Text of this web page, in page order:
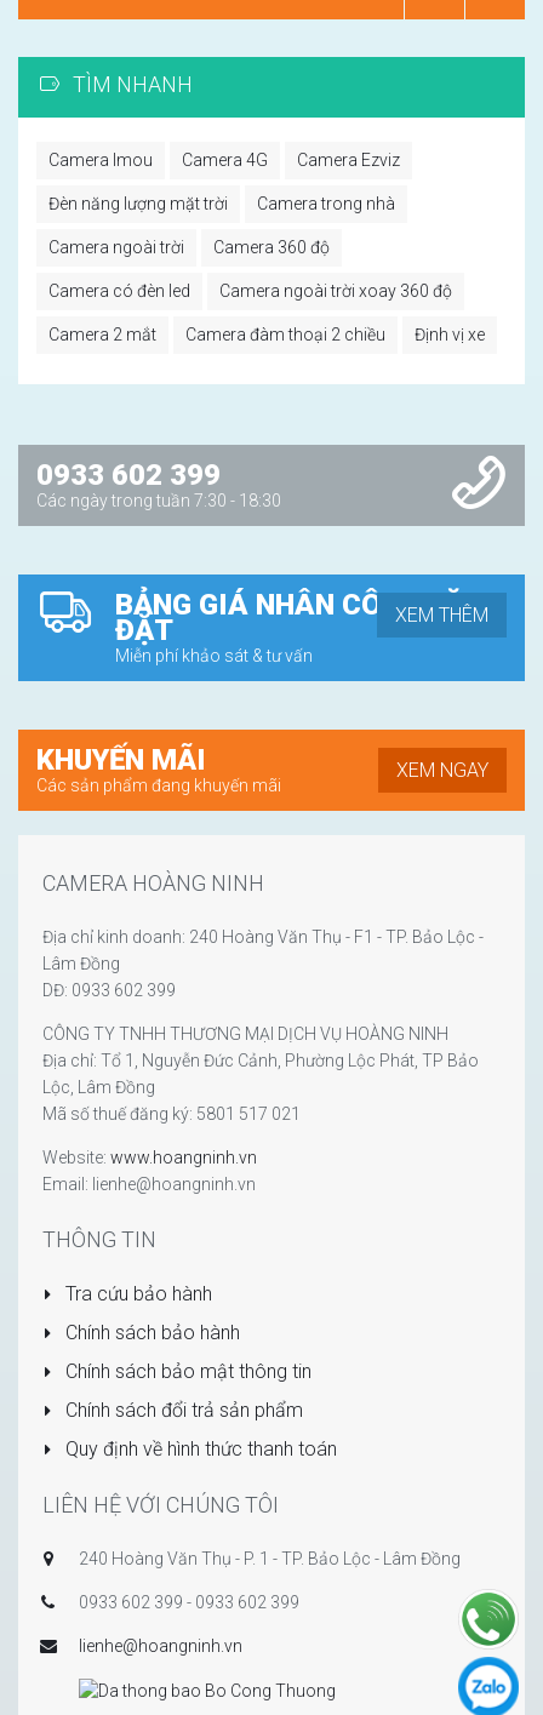
TÌM NHANH
Camera Imou Camera 4G Camera Ezviz
Đèn năng lượng mặt trời Camera trong nhà
Camera ngoài trời Camera 360 độ
Camera có đèn led Camera ngoài trời xoay 360 độ
Camera 2 mắt Camera đàm thoại 2 chiều Định vị xe
0933 602 399
Các ngày trong tuần 7:30 - 18:30
BẢNG GIÁ NHÂN CÔNG LẶP
ĐẶT
Miễn phí khảo sát & tư vấn
XEM THÊM
KHUYẾN MÃI
Các sản phẩm đang khuyến mãi
XEM NGAY
CAMERA HOÀNG NINH
Địa chỉ kinh doanh: 240 Hoàng Văn Thụ - F1 - TP. Bảo Lộc -
Lâm Đồng
DĐ: 0933 602 399
CÔNG TY TNHH THƯƠNG MẠI DỊCH VỤ HOÀNG NINH
Địa chỉ: Tổ 1, Nguyễn Đức Cảnh, Phường Lộc Phát, TP Bảo
Lộc, Lâm Đồng
Mã số thuế đăng ký: 5801 517 021
Website: www.hoangninh.vn
Email: lienhe@hoangninh.vn
THÔNG TIN
Tra cứu bảo hành
Chính sách bảo hành
Chính sách bảo mật thông tin
Chính sách đổi trả sản phẩm
Quy định về hình thức thanh toán
LIÊN HỆ VỚI CHÚNG TÔI
240 Hoàng Văn Thụ - P. 1 - TP. Bảo Lộc - Lâm Đồng
0933 602 399 - 0933 602 399
lienhe@hoangninh.vn